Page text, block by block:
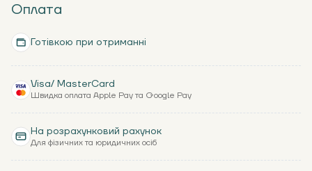
Оплата
Готівкою при отриманні
Visa/ MasterCard
Швидка оплата Apple Pay та Google Pay
На розрахунковий рахунок
Для фізичних та юридичних осіб